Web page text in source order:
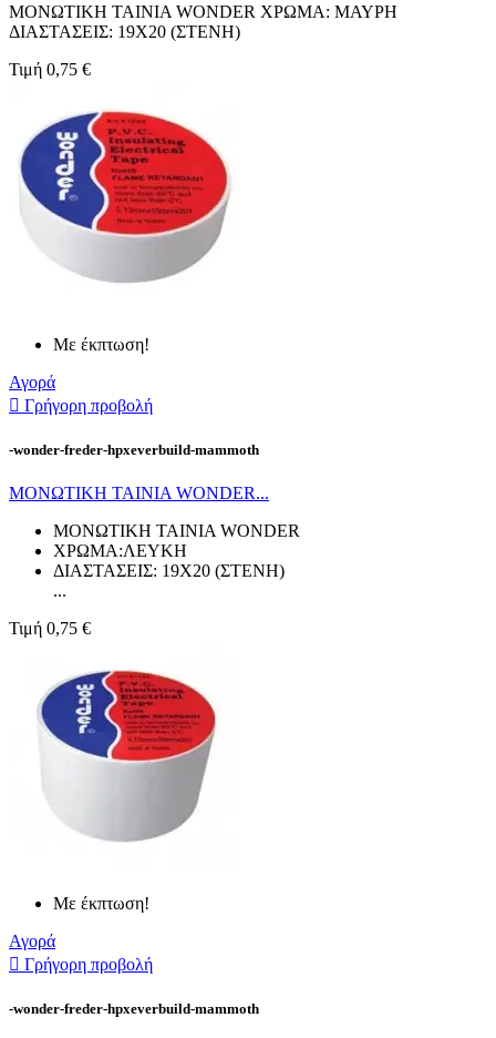
ΜΟΝΩΤΙΚΗ ΤΑΙΝΙΑ WONDER ΧΡΩΜΑ: ΜΑΥΡΗ
ΔΙΑΣΤΑΣΕΙΣ: 19X20 (ΣΤΕΝΗ)
Τιμή 0,75 €
Με έκπτωση!
Αγορά
 Γρήγορη προβολή
-wonder-freder-hpxeverbuild-mammoth
ΜΟΝΩΤΙΚΗ ΤΑΙΝΙΑ WONDER...
ΜΟΝΩΤΙΚΗ ΤΑΙΝΙΑ WONDER
ΧΡΩΜΑ:ΛΕΥΚΗ
ΔΙΑΣΤΑΣΕΙΣ: 19X20 (ΣΤΕΝΗ)
...
Τιμή 0,75 €
Με έκπτωση!
Αγορά
 Γρήγορη προβολή
-wonder-freder-hpxeverbuild-mammoth